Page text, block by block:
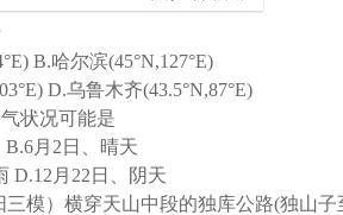
B.哈尔滨(45°N,127°E)
D.乌鲁木齐(43.5°N,87°E)
状况可能是
月2日、晴天
D.12月22日、阴天
三模）横穿天山中段的独库公路(独